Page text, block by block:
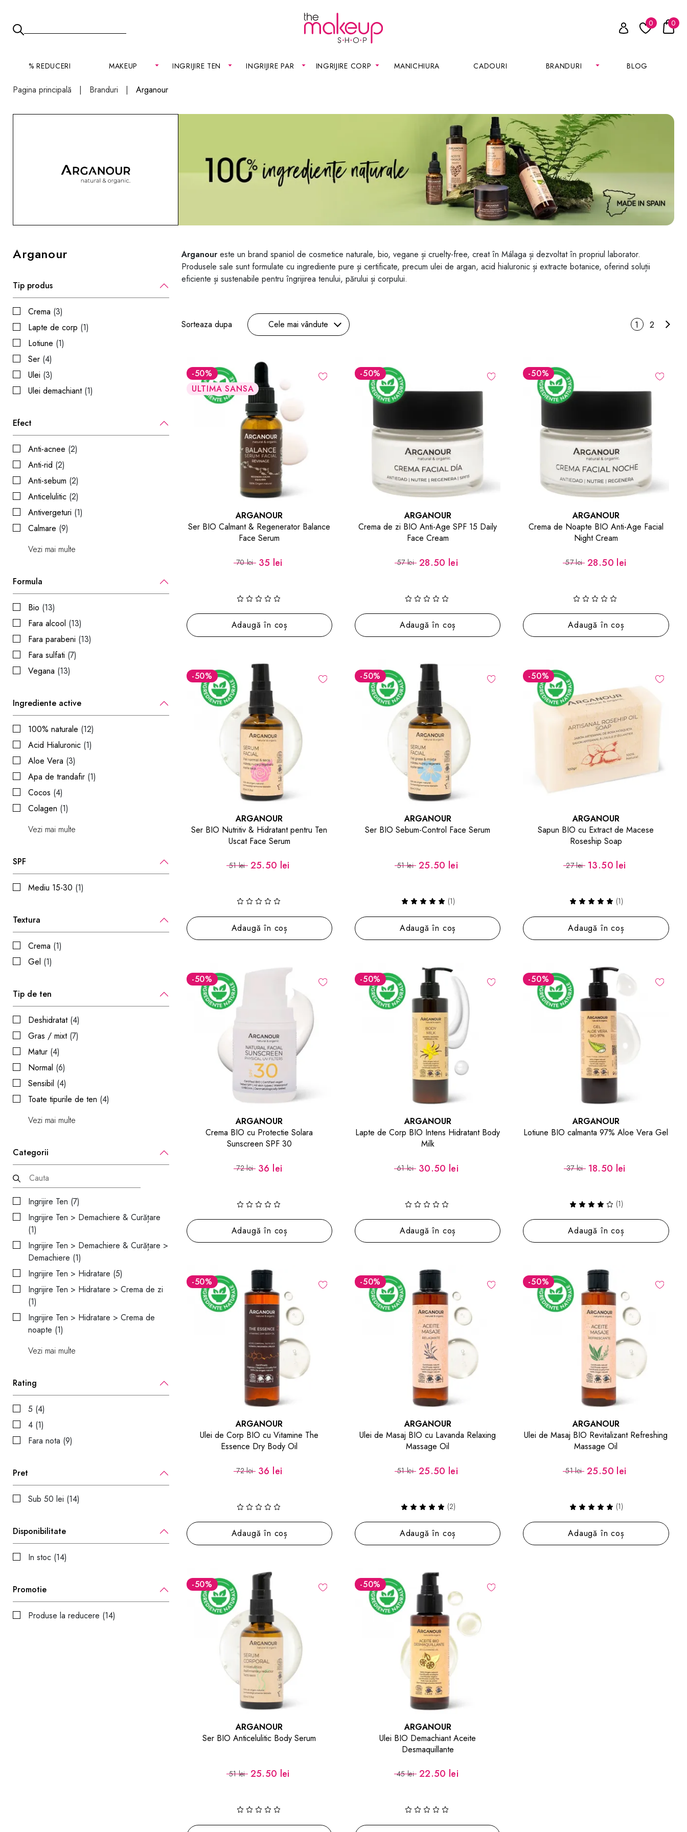
0 0
% REDUCERI MAKEUP INGRIJIRE TEN INGRIJIRE PAR INGRIJIRE CORP MANICHIURA CADOURI BRANDURI BLOG
Pagina principală Branduri Arganour
Arganour
Tip produs
Crema (3)
Lapte de corp (1)
Lotiune (1)
Ser (4)
Ulei (3)
Ulei demachiant(1)
Efect
Anti-acnee (2)
Anti-rid (2)
Anti-sebum (2)
Anticelulitic (2)
Antivergeturi (1)
Calmare (9)
Vezi mai multe
Formula
Bio (13)
Fara alcool (13)
Fara parabeni (13)
Fara sulfati (7)
Vegana (13)
Ingrediente active
100% naturale (12)
Acid Hialuronic (1)
Aloe Vera (3)
Apa de trandafir (1)
Cocos (4)
Colagen (1)
Vezi mai multe
SPF
Mediu 15-30 (1)
Textura
Crema (1)
Gel (1)
Tip de ten
Deshidratat(4)
Gras / mixt(7)
Matur (4)
Normal (6)
Sensibil (4)
Toate tipurile de ten (4)
Vezi mai multe
Categorii
Ingrijire Ten (7)
Ingrijire Ten > Demachiere & Curățare
(1)
Ingrijire Ten > Demachiere & Curățare >
Demachiere (1)
Ingrijire Ten > Hidratare (5)
Ingrijire Ten > Hidratare > Crema de zi
(1)
Ingrijire Ten > Hidratare > Crema de
noapte (1)
Vezi mai multe
Rating
5 (4)
4 (1)
Fara nota (9)
Pret
Sub 50 lei (14)
Disponibilitate
In stoc (14)
Promotie
Produse la reducere (14)
Arganoureste un brand spaniol de cosmetice naturale, bio, vegane și cruelty-free, creat în Málaga și dezvoltat în propriul laborator.
Produsele sale sunt formulate cu ingrediente pure și certificate, precum ulei de argan, acid hialuronic și extracte botanice, oferind soluții
eficiente și sustenabile pentru îngrijirea tenului, părului și corpului.
Sorteaza dupa Cele mai vândute 1 2
-50%
ULTIMA SANSA
ARGANOUR
Ser BIO Calmant & Regenerator Balance
Face Serum
70 lei 35 lei
Adaugă în coș
-50%
ARGANOUR
Crema de zi BIO Anti-Age SPF 15 Daily
Face Cream
57 lei 28.50 lei
Adaugă în coș
-50%
ARGANOUR
Crema de Noapte BIO Anti-Age Facial
Night Cream
57 lei 28.50 lei
Adaugă în coș
-50%
ARGANOUR
Ser BIO Nutritiv & Hidratant pentru Ten
Uscat Face Serum
51 lei 25.50 lei
Adaugă în coș
-50%
ARGANOUR
Ser BIO Sebum-Control Face Serum
51 lei 25.50 lei
(1)
Adaugă în coș
-50%
ARGANOUR
Sapun BIO cu Extract de Macese
Roseship Soap
27 lei 13.50 lei
(1)
Adaugă în coș
-50%
ARGANOUR
Crema BIO cu Protectie Solara
Sunscreen SPF 30
72 lei 36 lei
Adaugă în coș
-50%
ARGANOUR
Lapte de Corp BIO Intens Hidratant Body
Milk
61 lei 30.50 lei
Adaugă în coș
-50%
ARGANOUR
Lotiune BIO calmanta 97% Aloe Vera Gel
37 lei 18.50 lei
(1)
Adaugă în coș
-50%
ARGANOUR
Ulei de Corp BIO cu Vitamine The
Essence Dry Body Oil
72 lei 36 lei
Adaugă în coș
-50%
ARGANOUR
Ulei de Masaj BIO cu Lavanda Relaxing
Massage Oil
51 lei 25.50 lei
(2)
Adaugă în coș
-50%
ARGANOUR
Ulei de Masaj BIO Revitalizant Refreshing
Massage Oil
51 lei 25.50 lei
(1)
Adaugă în coș
-50%
ARGANOUR
Ser BIO Anticelulitic Body Serum
51 lei 25.50 lei
-50%
ARGANOUR
Ulei BIO Demachiant Aceite
Desmaquillante
45 lei 22.50 lei